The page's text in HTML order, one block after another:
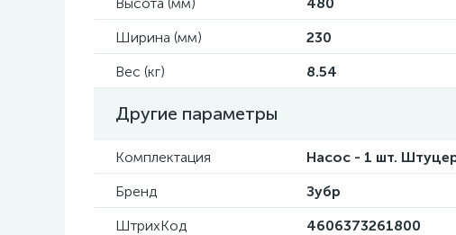
Ширина (мм)
230
Вес (кг)
8.54
Другие параметры
Комплектация
Насос - 1 шт.
Бренд
Зубр
ШтрихКод
4606373261800